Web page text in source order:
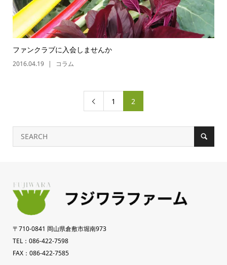
ファンクラブに入会しませんか
2016.04.19 コラム
 1 2
〒710-0841 岡山県倉敷市堀南973
TEL：086-422-7598
FAX：086-422-7585